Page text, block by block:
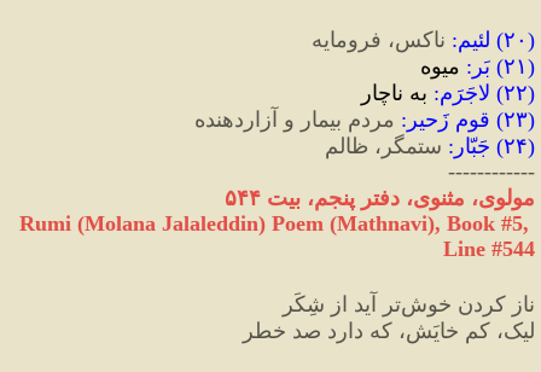
( ۲۰) لئیم: ناکس، فرومایه
(۲۱) بَر : میوه
(۲۲) لاجَرَم: به ناچار
(۲۳) قومِ زَحیر : مردم بیمار و آزاردهنده
(۲۴) جَبّار : ستمگر، ظالم
------------
مولوی، مثنوی، دفتر پنجم، بیت ۵۴۴
Rumi (Molana Jalaleddin) Poem (Mathnavi), Book #5,
Line #544
ناز کردن خوش‌تر آید از شِکَر
لیک، کم خایَش، که دارد صد خطر